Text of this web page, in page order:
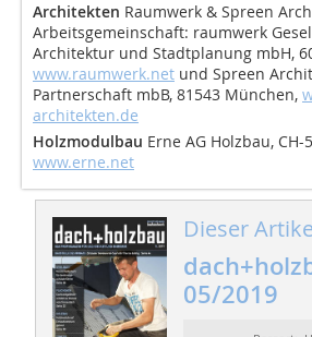
Architekten Raumwerk & Spreen
Arbeitsgemeinschaft: raumwerk
Architektur und Stadtplanung mbH,
www.raumwerk.net und Spreen
Partnerschaft mbB, 81543 München,
architekten.de
Holzmodulbau Erne AG Holzbau,
www.erne.net
Dieser
05/2019